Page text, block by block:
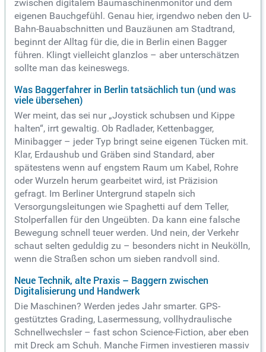
zwischen digitalem Baumaschinenmonitor und dem
eigenen Bauchgefühl. Genau hier, irgendwo neben den U-
Bahn-Bauabschnitten und Bauzäunen am Stadtrand,
beginnt der Alltag für die, die in Berlin einen Bagger
führen. Klingt vielleicht glanzlos – aber unterschätzen
sollte man das keineswegs.
Was Baggerfahrer in Berlin tatsächlich tun (und was
viele übersehen)
Wer meint, das sei nur „Joystick schubsen und Kippe
halten“, irrt gewaltig. Ob Radlader, Kettenbagger,
Minibagger – jeder Typ bringt seine eigenen Tücken mit.
Klar, Erdaushub und Gräben sind Standard, aber
spätestens wenn auf engstem Raum um Kabel, Rohre
oder Wurzeln herum gearbeitet wird, ist Präzision
gefragt. Im Berliner Untergrund stapeln sich
Versorgungsleitungen wie Spaghetti auf dem Teller,
Stolperfallen für den Ungeübten. Da kann eine falsche
Bewegung schnell teuer werden. Und nein, der Verkehr
schaut selten geduldig zu – besonders nicht in Neukölln,
wenn die Straßen schon um sieben randvoll sind.
Neue Technik, alte Praxis – Baggern zwischen
Digitalisierung und Handwerk
Die Maschinen? Werden jedes Jahr smarter. GPS-
gestütztes Grading, Lasermessung, vollhydraulische
Schnellwechsler – fast schon Science-Fiction, aber eben
mit Dreck am Schuh. Manche Firmen investieren massiv